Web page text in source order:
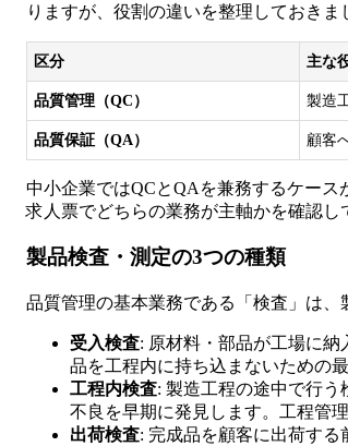
りますが、役割の違いを整理しておきま
区分 主な
品質管理（QC） 製造
品質保証（QA） 顧客
中小企業ではQCとQAを兼務するケース
求人票でどちらの業務が主軸かを確認し
製品検査・測定の3つの種類
品質管理の基本業務である「検査」は、
受入検査: 原材料・部品が工場に
品を工程内に持ち込まないための
工程内検査: 製造工程の途中で行
不良を早期に発見します。工程管
出荷検査: 完成品を顧客に出荷す